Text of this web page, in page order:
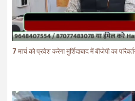
7 मार्च को प्रवेश करेगा मुर्शिदाबाद में बीजेपी का